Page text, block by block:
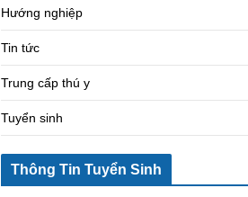
Hướng nghiệp
Tin tức
Trung cấp thú y
Tuyển sinh
Thông Tin Tuyển Sinh